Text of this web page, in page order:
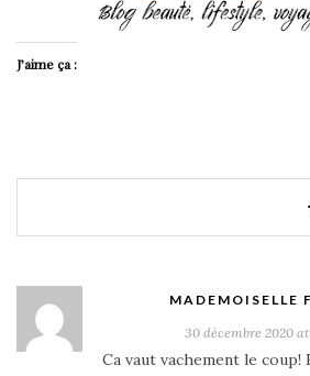
J’aime ça :
MADEMOISELLE
30 décembre 2020 at
Ca vaut vachement le coup!